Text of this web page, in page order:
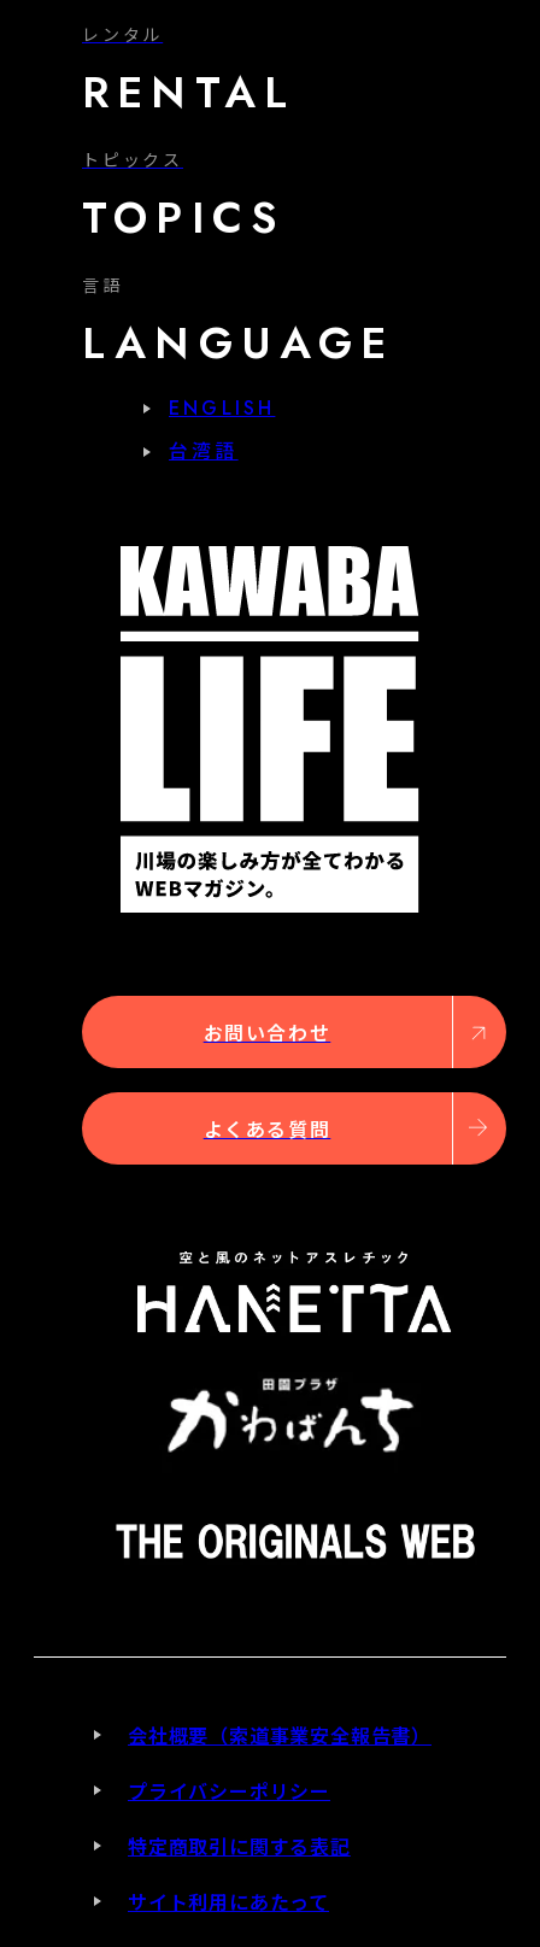
レンタル
RENTAL
トピックス
TOPICS
言語
LANGUAGE
ENGLISH
台湾語
お問い合わせ
よくある質問
会社概要（索道事業安全報告書）
プライバシーポリシー
特定商取引に関する表記
サイト利用にあたって